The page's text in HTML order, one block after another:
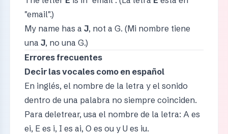
"email".)
My name has a J, not a G. (Mi nombre tiene
una J, no una G.)
Errores frecuentes
Decir las vocales como en español
En inglés, el nombre de la letra y el sonido
dentro de una palabra no siempre coinciden.
Para deletrear, usa el nombre de la letra: A es
ei, E es i, I es ai, O es ou y U es iu.